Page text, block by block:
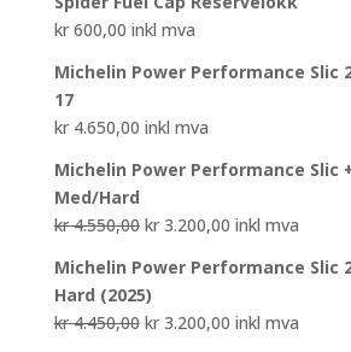
kr600,00 inkl mva
Michelin Power Performance Slic
17
kr4.650,00 inkl mva
Michelin Power Performance Slic
Med/Hard
kr4.550,00 Opprinnelig
var:
kr 4.550,00.
kr3.200,00Nåværende
er:
inkl mva
Michelin Power Performance Slic
Hard (2025)
kr4.450,00 Opprinnelig
kr3.200,00Nåværende
inkl mva